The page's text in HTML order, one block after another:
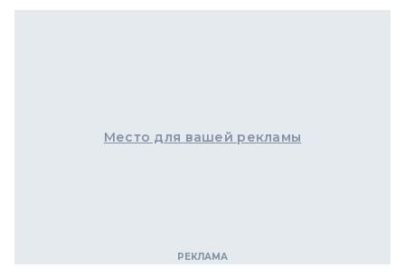
Место для вашей рекламы